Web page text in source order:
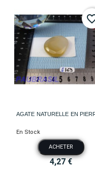
AGATE NATURELLE EN
En Stock
ACHETER
4,27 €